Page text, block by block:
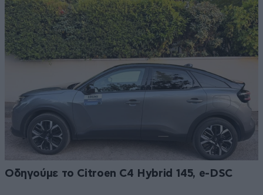
Οδηγούμε το Citroen C4 Hybrid 145, e-DSC